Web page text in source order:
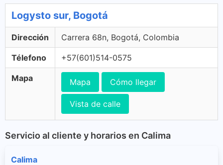
Logysto sur, Bogotá
Dirección Carrera 68n, Bogotá, Colombia
Télefono +57(601)514-0575
Mapa Mapa Cómo llegar
Vista de calle
Servicio al cliente y horarios en Calima
Calima